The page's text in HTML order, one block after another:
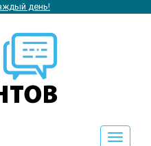
день!
Toggle